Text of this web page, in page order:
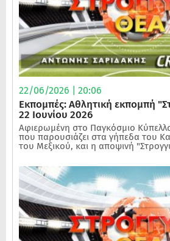
22/06/2026 | 20:06
Εκπομπές: Αθλητική εκπομπή
22 Ιουνίου 2026
Αφιερωμένη στο Παγκόσμιο Κύπελλο
που παρουσιάζει στα γήπεδα του
του Μεξικού, και η αποψινή